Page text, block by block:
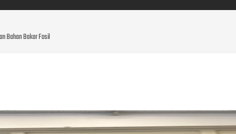
Bahan Bakar Fosil